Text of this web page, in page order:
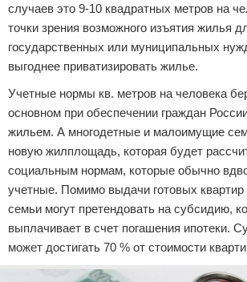
случаев это 9-10 квадратных метров на
точки зрения возможного изъятия жилья
государственных или муниципальных
выгоднее приватизировать жилье.
Учетные нормы кв. метров на человека
основном при обеспечении граждан
жильем. А многодетные и малоимущие
новую жилплощадь, которая будет
социальным нормам, которые обычно
учетные. Помимо выдачи готовых квартир
семьи могут претендовать на субсидию,
выплачивает в счет погашения ипотеки.
может достигать 70 % от стоимости